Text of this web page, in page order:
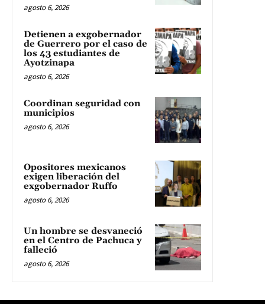
agosto 6, 2026
Detienen a exgobernador
de Guerrero por el caso de
los 43 estudiantes de
Ayotzinapa
agosto 6, 2026
Coordinan seguridad con
municipios
agosto 6, 2026
Opositores mexicanos
exigen liberación del
exgobernador Ruffo
agosto 6, 2026
Un hombre se desvaneció
en el Centro de Pachuca y
falleció
agosto 6, 2026